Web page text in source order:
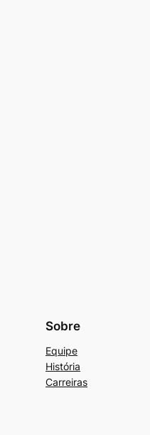
Sobre
Equipe
História
Carreiras